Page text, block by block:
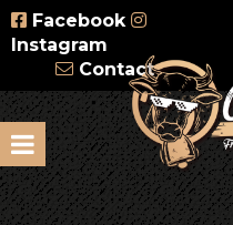
Facebook
Instagram
Contact